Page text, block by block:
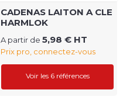
CADENAS LAITON A CLE
HARMLOK
A partir de 5,98 € HT
Prix pro, connectez-vous
Voir les 6 références